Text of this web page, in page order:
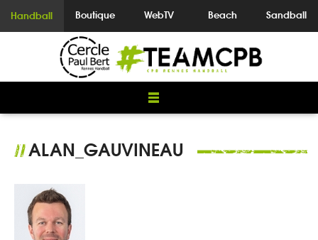
Handball Boutique WebTV Beach Sandball
//ALAN_GAUVINEAU